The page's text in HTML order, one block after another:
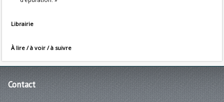
Librairie
À lire / à voir / à suivre
Contact